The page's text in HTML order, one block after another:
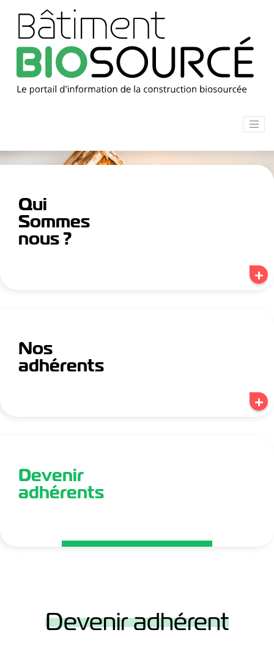
Qui
Sommes
nous ?
Nos
adhérents
Devenir
adhérents
Devenir adhérent